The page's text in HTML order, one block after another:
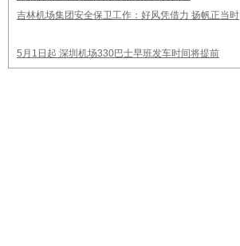
吉林机场集团安全保卫工作：好风凭借力 扬帆正当时
5月1日起 深圳机场330巴士早班发车时间将提前